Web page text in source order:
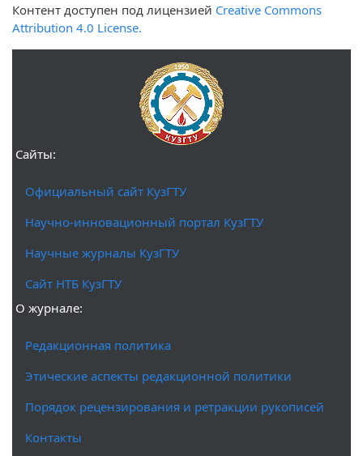
Контент доступен под лицензией Creative Commons
Attribution 4.0 License.
Сайты:
Официальный сайт КузГТУ
Научно-инновационный портал КузГТУ
Научные журналы КузГТУ
Сайт НТБ КузГТУ
О журнале:
Редакционная политика
Этические аспекты редакционной политики
Порядок рецензирования и ретракции рукописей
Контакты